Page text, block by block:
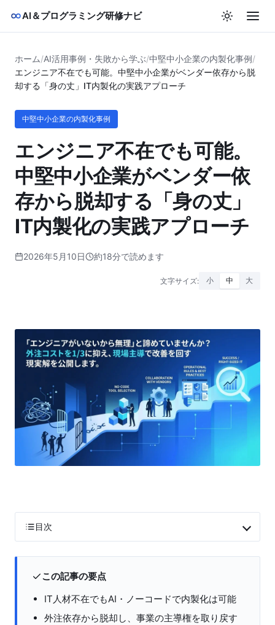
AI＆プログラミング研修ナビ
ホーム/AI活用事例・失敗から学ぶ/中堅中小企業の内製化事例/
エンジニア不在でも可能。中堅中小企業がベンダー依存から脱
却する「身の丈」IT内製化の実践アプローチ
中堅中小企業の内製化事例
エンジニア不在でも可能。
中堅中小企業がベンダー依
存から脱却する「身の丈」
IT内製化の実践アプローチ
2026年5月10日 約18分で読めます
文字サイズ: 小 中 大
目次
この記事の要点
IT人材不在でもAI・ノーコードで内製化は可能
外注依存から脱却し、事業の主導権を取り戻す